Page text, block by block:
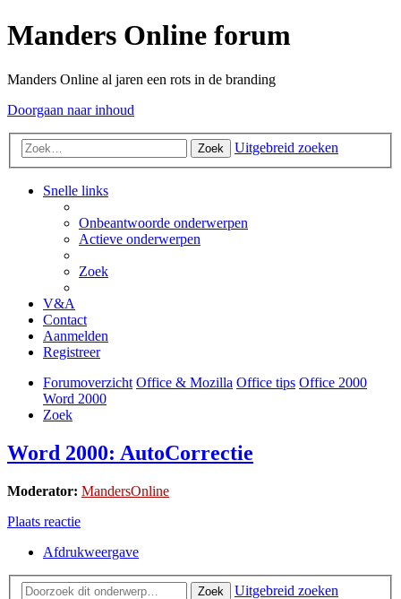
Manders Online forum
Manders Online al jaren een rots in de branding
Doorgaan naar inhoud
Zoek Uitgebreid zoeken
Snelle links
Onbeantwoorde onderwerpen
Actieve onderwerpen
Zoek
V&A
Contact
Aanmelden
Registreer
Forumoverzicht Office & Mozilla Office tips Office 2000
Word 2000
Zoek
Word 2000: AutoCorrectie
Moderator: MandersOnline
Plaats reactie
Afdrukweergave
Zoek
Uitgebreid zoeken